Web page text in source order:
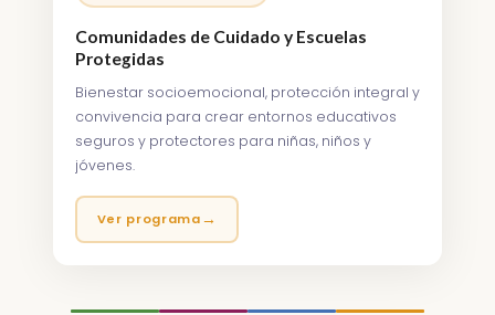
Comunidades de Cuidado y Escuelas
Protegidas
Bienestar socioemocional, protección integral y
convivencia para crear entornos educativos
seguros y protectores para niñas, niños y
jóvenes.
Ver programa→